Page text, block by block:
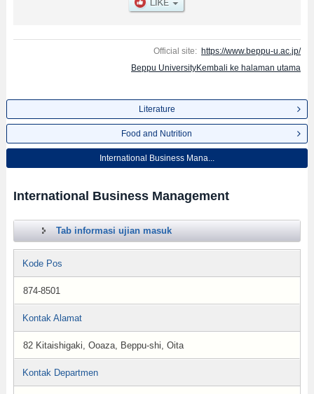
jalan, dan lainnya. Silakan memanfaatkannya.
Official site: https://www.beppu-u.ac.jp/
Beppu UniversityKembali ke halaman utama
Literature
Food and Nutrition
International Business Mana...
International Business Management
Tab informasi ujian masuk
Kode Pos
874-8501
Kontak Alamat
82 Kitaishigaki, Ooaza, Beppu-shi, Oita
Kontak Departmen